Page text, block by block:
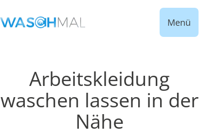
Menü
Arbeitskleidung
waschen lassen in der
Nähe